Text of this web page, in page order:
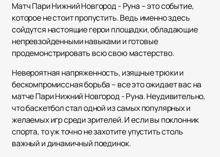
Матч Пари Нижний Новгород - Руна – это событие,
которое не стоит пропустить. Ведь именно здесь
сойдутся настоящие герои площадки, обладающие
непревзойденными навыками и готовые
продемонстрировать всю свою мастерство.
Невероятная напряженность, изящные трюки и
бескомпромиссная борьба – все это ожидает вас на
матче Пари Нижний Новгород - Руна. Неудивительно,
что баскетбол стал одной из самых популярных и
желаемых игр среди зрителей. И если вы поклонник
спорта, то уж точно не захотите упустить столь
важный и динамичный поединок.